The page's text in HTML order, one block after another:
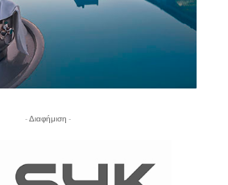
- Διαφήμιση -